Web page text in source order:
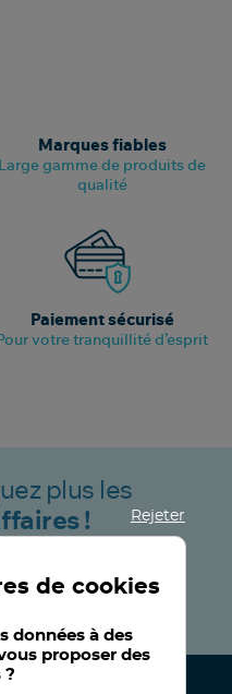
Marques fiables
Large gamme de produits de
qualité
Paiement sécurisé
Pour votre tranquillité d’esprit
plus les
!
!
Rejeter
de cookies
données à des
proposer des
?